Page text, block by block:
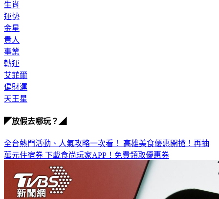
生肖
運勢
金星
貴人
事業
轉運
艾菲爾
偏財運
天王星
◤放假去哪玩？◢
全台熱門活動、人氣攻略一次看！ 高雄美食優惠開搶！再抽
萬元住宿券 下載食尚玩家APP！免費領取優惠券